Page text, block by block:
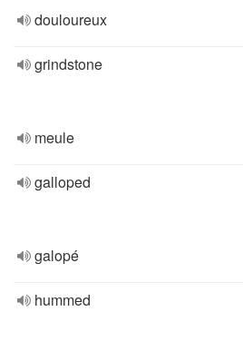
douloureux
grindstone
meule
galloped
galopé
hummed